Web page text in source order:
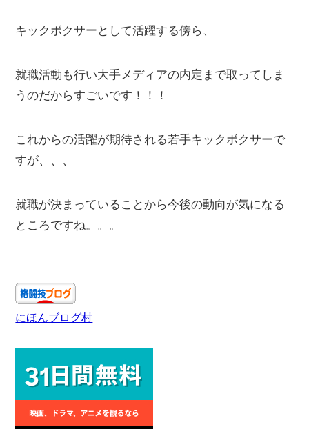
キックボクサーとして活躍する傍ら、
就職活動も行い大手メディアの内定まで取ってしま
うのだからすごいです！！！
これからの活躍が期待される若手キックボクサーで
すが、、、
就職が決まっていることから今後の動向が気になる
ところですね。。。
にほんブログ村